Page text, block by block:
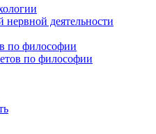
деятельности
по философии
по философии